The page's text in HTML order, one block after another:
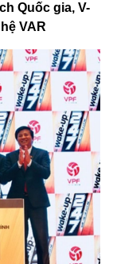
Quốc gia, V-
VAR